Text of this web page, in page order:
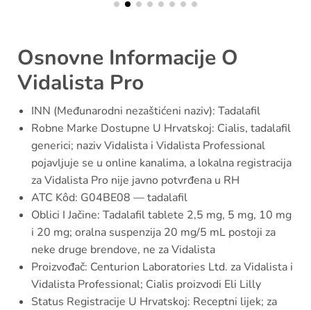
Osnovne Informacije O
Vidalista Pro
INN (Međunarodni nezaštićeni naziv): Tadalafil
Robne Marke Dostupne U Hrvatskoj: Cialis, tadalafil
generici; naziv Vidalista i Vidalista Professional
pojavljuje se u online kanalima, a lokalna registracija
za Vidalista Pro nije javno potvrđena u RH
ATC Kôd: G04BE08 — tadalafil
Oblici I Jačine: Tadalafil tablete 2,5 mg, 5 mg, 10 mg
i 20 mg; oralna suspenzija 20 mg/5 mL postoji za
neke druge brendove, ne za Vidalista
Proizvođač: Centurion Laboratories Ltd. za Vidalista i
Vidalista Professional; Cialis proizvodi Eli Lilly
Status Registracije U Hrvatskoj: Receptni lijek; za